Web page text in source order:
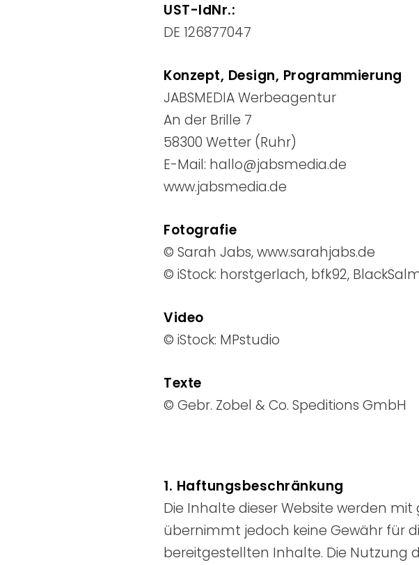
UST-IdNr.:
DE 126877047
Konzept, Design, Programmierung
JABSMEDIA Werbeagentur
An der Brille 7
58300 Wetter (Ruhr)
E-Mail: hallo@jabsmedia.de
www.jabsmedia.de
Fotografie
© Sarah Jabs,www.sarahjabs.de
© iStock: horstgerlach, bfk92,
Video
© iStock: MPstudio
Texte
© Gebr. Zobel & Co. Speditions GmbH
1. Haftungsbeschränkung
Die Inhalte dieser Website werden
übernimmt jedoch keine Gewähr für
bereitgestellten Inhalte. Die Nutzung